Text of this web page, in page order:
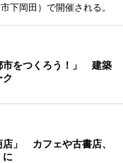
下岡田）で開催される。
市をつくろう！」 建築
」 カフェや古書店、
に